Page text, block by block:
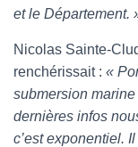
et le Département.
Nicolas Sainte-
renchérissait : «
submersion
dernières infos
c’est exponentiel.